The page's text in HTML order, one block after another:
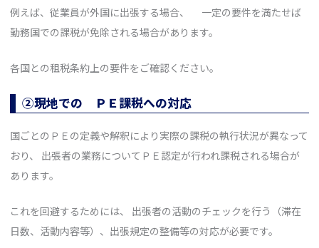
例えば、従業員が外国に出張する場合、 一定の要件を満たせば
勤務国での課税が免除される場合があります。
各国との租税条約上の要件をご確認ください。
②現地での ＰＥ課税への対応
国ごとのＰＥの定義や解釈により実際の課税の執行状況が異なって
おり、 出張者の業務についてＰＥ認定が行われ課税される場合が
あります。
これを回避するためには、 出張者の活動のチェックを行う（滞在
日数、活動内容等）、出張規定の整備等の対応が必要です。